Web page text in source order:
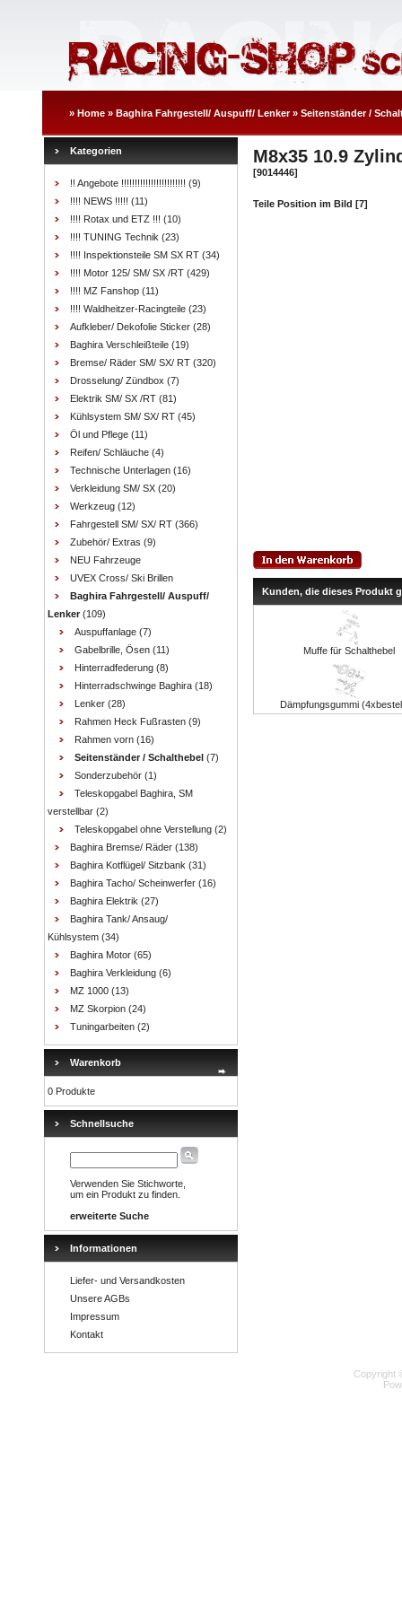
» Home » Baghira Fahrgestell/ Auspuff/ Lenker» Seitenständer /
Kategorien
!! Angebote !!!!!!!!!!!!!!!!!!!!!!!! (9)
!!!! NEWS !!!!! (11)
!!!! Rotax und ETZ !!! (10)
!!!! TUNING Technik (23)
!!!! Inspektionsteile SM SX RT (34)
!!!! Motor 125/ SM/ SX /RT (429)
!!!! MZ Fanshop (11)
!!!! Waldheitzer-Racingteile (23)
Aufkleber/ Dekofolie Sticker (28)
Baghira Verschleißteile (19)
Bremse/ Räder SM/ SX/ RT (320)
Drosselung/ Zündbox (7)
Elektrik SM/ SX /RT (81)
Kühlsystem SM/ SX/ RT (45)
Öl und Pflege (11)
Reifen/ Schläuche (4)
Technische Unterlagen (16)
Verkleidung SM/ SX (20)
Werkzeug (12)
Fahrgestell SM/ SX/ RT (366)
Zubehör/ Extras (9)
NEU Fahrzeuge
UVEX Cross/ Ski Brillen
Baghira Fahrgestell/ Auspuff/
Lenker (109)
Auspuffanlage (7)
Gabelbrille, Ösen (11)
Hinterradfederung (8)
Hinterradschwinge Baghira (18)
Lenker (28)
Rahmen Heck Fußrasten (9)
Rahmen vorn (16)
Seitenständer / Schalthebel (7)
Sonderzubehör (1)
Teleskopgabel Baghira, SM
verstellbar (2)
Teleskopgabel ohne Verstellung (2)
Baghira Bremse/ Räder (138)
Baghira Kotflügel/ Sitzbank (31)
Baghira Tacho/ Scheinwerfer (16)
Baghira Elektrik (27)
Baghira Tank/ Ansaug/
Kühlsystem (34)
Baghira Motor (65)
Baghira Verkleidung (6)
MZ 1000 (13)
MZ Skorpion (24)
Tuningarbeiten (2)
Warenkorb
0 Produkte
Schnellsuche
Verwenden Sie Stichworte,
um ein Produkt zu finden.
erweiterte Suche
Informationen
Liefer- und Versandkosten
Unsere AGBs
Impressum
Kontakt
M8x35 10.9
[9014446]
Teile Position im Bild [7]
Kunden, die dieses Produkt
Muffe für Schalthebel
Dämpfungsgummi
Copyright